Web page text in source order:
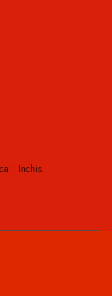
: Inchis.